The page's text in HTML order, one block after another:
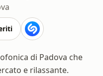
di Padova che
e rilassante.